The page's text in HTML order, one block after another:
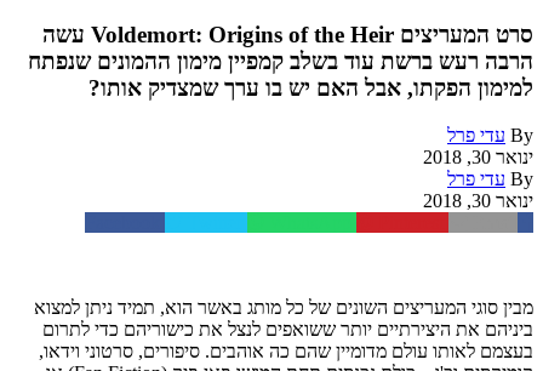
סרט המעריצים Voldemort: Origins of the Heir עשה
הרבה רעש ברשת עוד בשלב קמפיין מימון ההמונים שנפתח
למימון הפקתו, אבל האם יש בו ערך שמצדיק אותו?
By עדי פרל
ינואר 30, 2018
By עדי פרל
ינואר 30, 2018
מבין סוגי המעריצים השונים של כל מותג באשר הוא, תמיד ניתן למצוא
ביניהם את היצירתיים יותר ששואפים לנצל את כישוריהם כדי לתרום
בעצמם לאותו עולם מדומיין שהם כה אוהבים. סיפורים, סרטוני וידאו,